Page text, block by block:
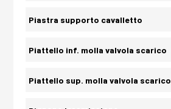
Piastra supporto cavalletto
Piattello inf. molla valvola scarico
Piattello sup. molla valvola scarico